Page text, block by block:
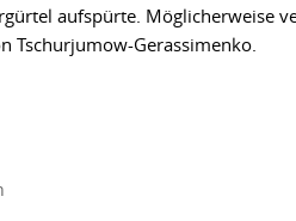
aufspürte. Möglicherweise
Tschurjumow-Gerassimenko.